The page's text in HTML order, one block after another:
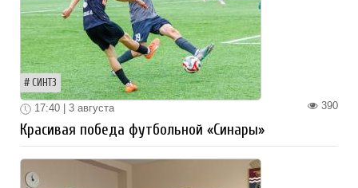
СИНТЗ
390
17:40 | 3 августа
Красивая победа футбольной «Синары»